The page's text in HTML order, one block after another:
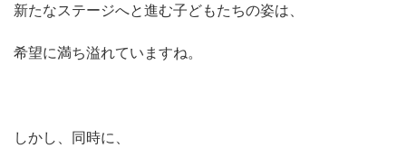
新たなステージへと進む子どもたちの姿は、
希望に満ち溢れていますね。
しかし、同時に、